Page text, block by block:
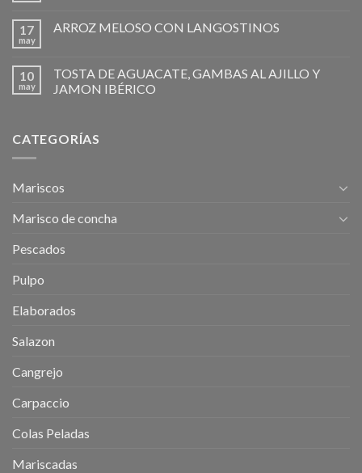
17
may
ARROZ MELOSO CON LANGOSTINOS
10
may
TOSTA DE AGUACATE, GAMBAS AL AJILLO Y
JAMON IBÉRICO
CATEGORÍAS
Mariscos
Marisco de concha
Pescados
Pulpo
Elaborados
Salazon
Cangrejo
Carpaccio
Colas Peladas
Mariscadas